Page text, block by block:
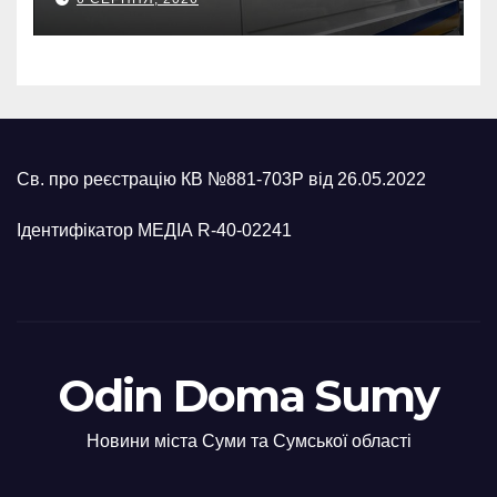
росіян
Св. про реєстрацію КВ №881-703Р від 26.05.2022
Ідентифікатор МЕДІА R-40-02241
Odin Doma Sumy
Новини міста Суми та Сумської області